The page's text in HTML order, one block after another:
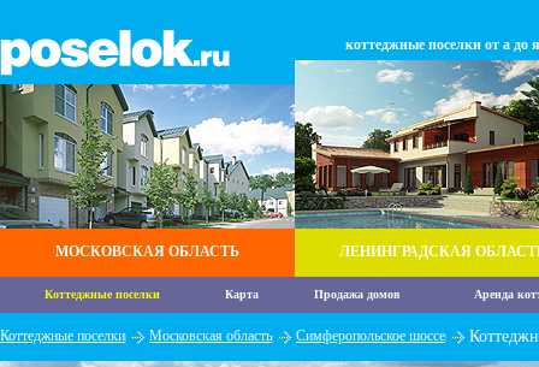
МОСКОВСКАЯ ОБЛАСТЬ
коттеджные поселки от а до я
ЛЕНИНГРАДСКАЯ
Коттеджные поселки Карта Продажа домов Аренда
Коттеджные поселки Московская область Симферопольское шоссе